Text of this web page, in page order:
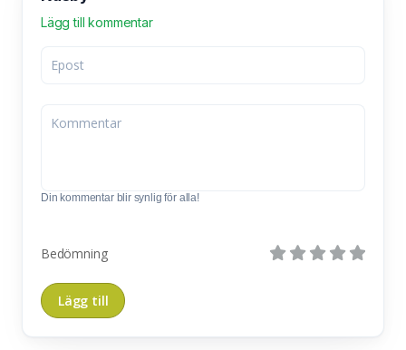
Lägg till kommentar
Din kommentar blir synlig för alla!
Bedömning